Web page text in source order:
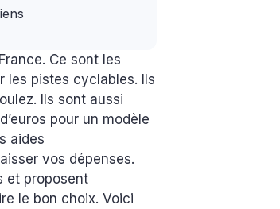
Ce sont les
les pistes cyclables. Ils
Ils sont aussi
pour un modèle
aides
vos dépenses.
et proposent
le bon choix. Voici